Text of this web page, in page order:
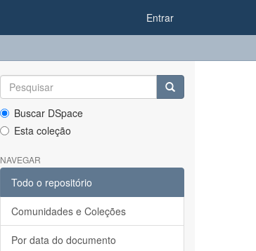
Entrar
Buscar DSpace
Esta coleção
NAVEGAR
Todo o repositório
Comunidades e Coleções
Por data do documento